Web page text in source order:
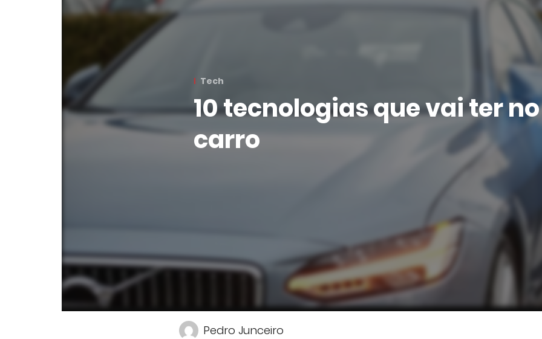
Tech
10 tecnologias que vai ter
carro
Pedro Junceiro